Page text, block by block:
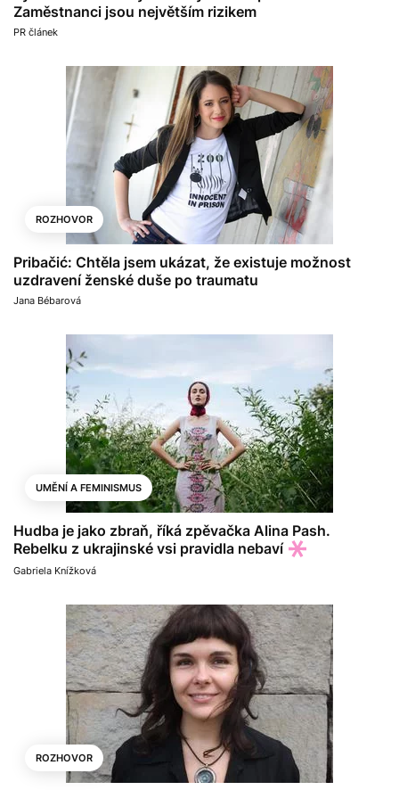
Zaměstnanci jsou největším rizikem
PR článek
ROZHOVOR
Pribačić: Chtěla jsem ukázat, že existuje možnost
uzdravení ženské duše po traumatu
Jana Bébarová
UMĚNÍ A FEMINISMUS
Hudba je jako zbraň, říká zpěvačka Alina Pash.
Rebelku z ukrajinské vsi pravidla nebaví
Gabriela Knížková
ROZHOVOR